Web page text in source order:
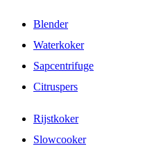
Blender
Waterkoker
Sapcentrifuge
Citruspers
Rijstkoker
Slowcooker